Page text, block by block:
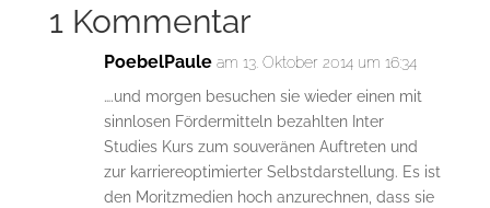
1 Kommentar
PoebelPaule am 13. Oktober 2014 um 16:34
….und morgen besuchen sie wieder einen mit
sinnlosen Fördermitteln bezahlten Inter
Studies Kurs zum souveränen Auftreten und
zur karriereoptimierter Selbstdarstellung. Es ist
den Moritzmedien hoch anzurechnen, dass sie